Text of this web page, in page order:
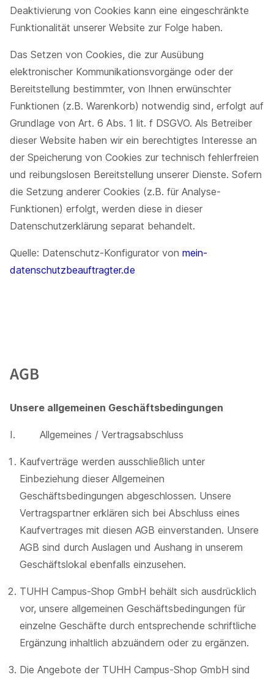
Deaktivierung von Cookies kann eine eingeschränkte
Funktionalität unserer Website zur Folge haben.
Das Setzen von Cookies, die zur Ausübung
elektronischer Kommunikationsvorgänge oder der
Bereitstellung bestimmter, von Ihnen erwünschter
Funktionen (z.B. Warenkorb) notwendig sind, erfolgt auf
Grundlage von Art. 6 Abs. 1 lit. f DSGVO. Als Betreiber
dieser Website haben wir ein berechtigtes Interesse an
der Speicherung von Cookies zur technisch fehlerfreien
und reibungslosen Bereitstellung unserer Dienste. Sofern
die Setzung anderer Cookies (z.B. für Analyse-
Funktionen) erfolgt, werden diese in dieser
Datenschutzerklärung separat behandelt.
Quelle: Datenschutz-Konfigurator von mein-
datenschutzbeauftragter.de
AGB
Unsere allgemeinen Geschäftsbedingungen
I. Allgemeines / Vertragsabschluss
Kaufverträge werden ausschließlich unter
Einbeziehung dieser Allgemeinen
Geschäftsbedingungen abgeschlossen. Unsere
Vertragspartner erklären sich bei Abschluss eines
Kaufvertrages mit diesen AGB einverstanden. Unsere
AGB sind durch Auslagen und Aushang in unserem
Geschäftslokal ebenfalls einzusehen.
TUHH Campus-Shop GmbH behält sich ausdrücklich
vor, unsere allgemeinen Geschäftsbedingungen für
einzelne Geschäfte durch entsprechende schriftliche
Ergänzung inhaltlich abzuändern oder zu ergänzen.
Die Angebote der TUHH Campus-Shop GmbH sind